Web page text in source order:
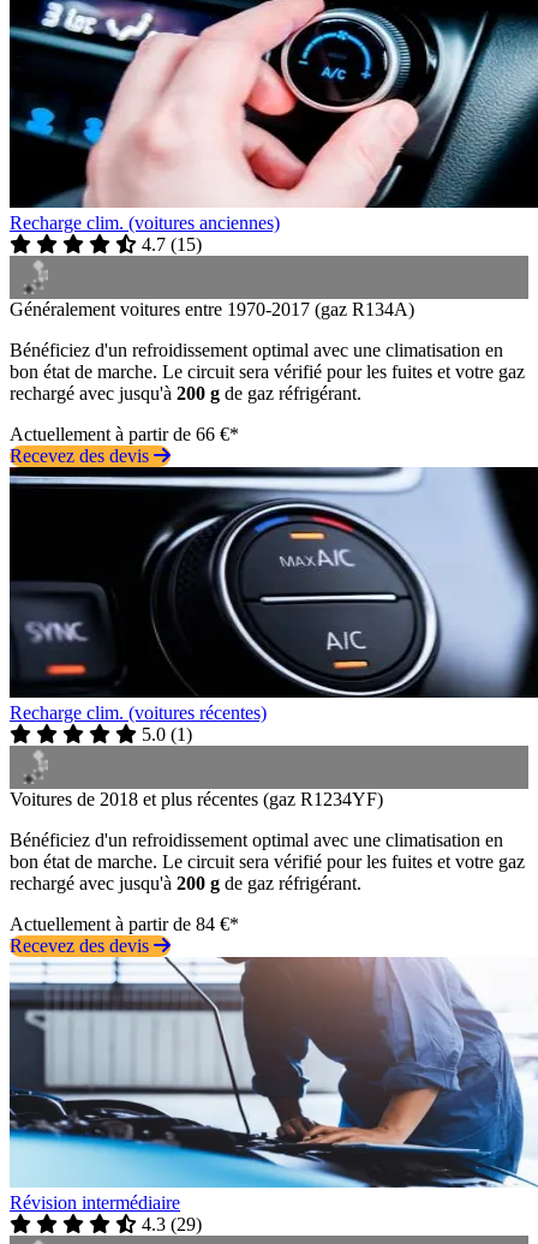
Recharge clim. (voitures anciennes)
4.7 (15)
Généralement voitures entre 1970-2017 (gaz R134A)
Bénéficiez d'un refroidissement optimal avec une climatisation en
bon état de marche. Le circuit sera vérifié pour les fuites et votre gaz
rechargé avec jusqu'à 200 g de gaz réfrigérant.
Actuellement à partir de 66 €*
Recevez des devis
Recharge clim. (voitures récentes)
5.0 (1)
Voitures de 2018 et plus récentes (gaz R1234YF)
Bénéficiez d'un refroidissement optimal avec une climatisation en
bon état de marche. Le circuit sera vérifié pour les fuites et votre gaz
rechargé avec jusqu'à 200 g de gaz réfrigérant.
Actuellement à partir de 84 €*
Recevez des devis
Révision intermédiaire
4.3 (29)